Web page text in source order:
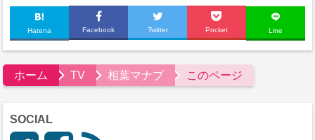
Hatena Facebook Twitter Pocket Line
ホーム TV 相葉マナブ このページ
SOCIAL